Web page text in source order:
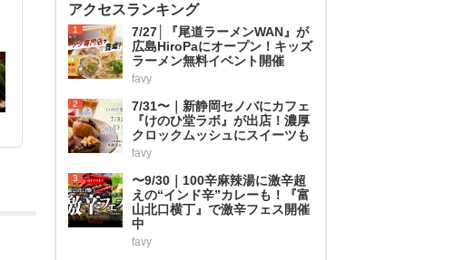
アクセスランキング
1
7/27│『尾道ラーメンWAN』が
広島HiroPaにオープン！キッズ
ラーメン無料イベント開催
favy
2
7/31〜｜新静岡セノバにカフェ
『けのひ堂ラボ』が出店！濃厚
クロックムッシュにスイーツも
favy
3
〜9/30｜100辛麻辣湯に激辛超
えの“インド辛”カレーも！『富
山北口横丁』で激辛フェス開催
中
favy